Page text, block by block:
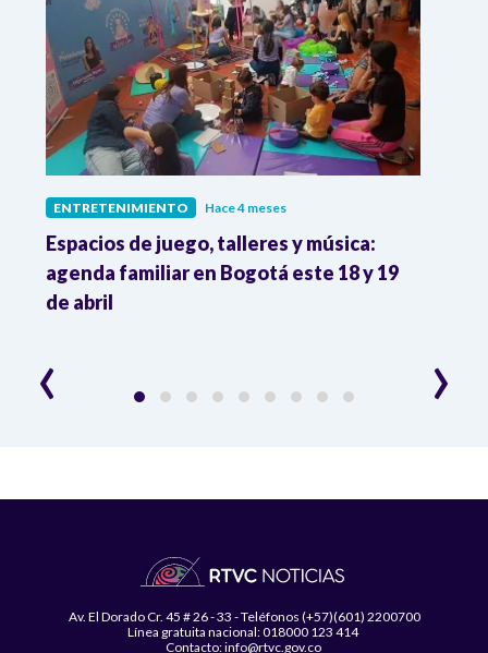
ENTRETENIMIENTO Hace 4 meses
Espacios de juego, talleres y música:
agenda familiar en Bogotá este 18 y 19
de abril
‹ ›
Av. El Dorado Cr. 45 # 26 - 33 - Teléfonos (+57)(601) 2200700
Línea gratuita nacional: 018000 123 414
Contacto: info@rtvc.gov.co